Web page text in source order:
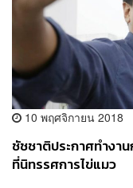
10 พฤศจิกายน 2018
ชัชชาติประกาศทำงาน
ที่นิทรรศการไข่แมว